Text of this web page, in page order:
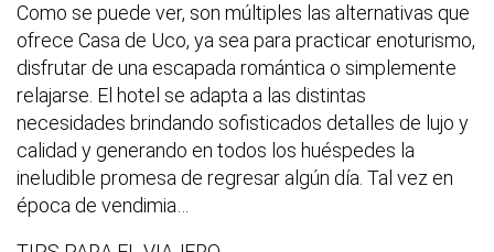
Como se puede ver, son múltiples las alternativas que
ofrece Casa de Uco, ya sea para practicar enoturismo,
disfrutar de una escapada romántica o simplemente
relajarse. El hotel se adapta a las distintas
necesidades brindando sofisticados detalles de lujo y
calidad y generando en todos los huéspedes la
ineludible promesa de regresar algún día. Tal vez en
época de vendimia…